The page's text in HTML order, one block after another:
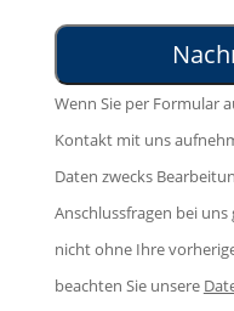
s
e
s
F
e
l
d
l
s
d
i
e
s
e
s
e
l
a
s
s
e
d
i
Wenn Sie per Formular
Kontakt mit uns
Daten zwecks
Anschlussfragen bei
nicht ohne Ihre
beachten Sie unsere